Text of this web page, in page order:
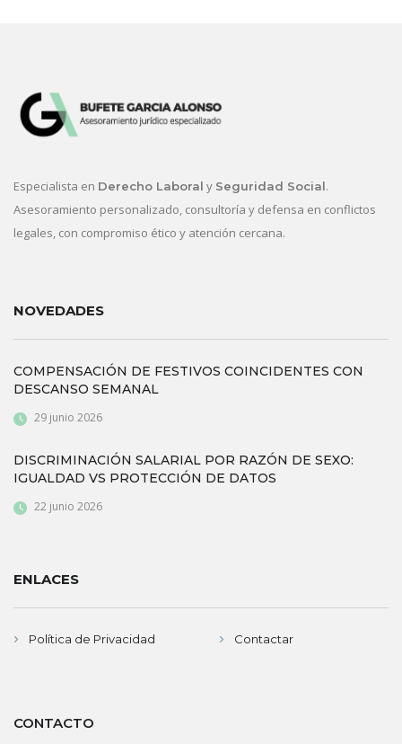
Especialista en Derecho Laboral y Seguridad Social.
Asesoramiento personalizado, consultoría y defensa en conflictos
legales, con compromiso ético y atención cercana.
NOVEDADES
COMPENSACIÓN DE FESTIVOS COINCIDENTES CON
DESCANSO SEMANAL
29 junio 2026
DISCRIMINACIÓN SALARIAL POR RAZÓN DE SEXO:
IGUALDAD VS PROTECCIÓN DE DATOS
22 junio 2026
ENLACES
Política de Privacidad Contactar
CONTACTO